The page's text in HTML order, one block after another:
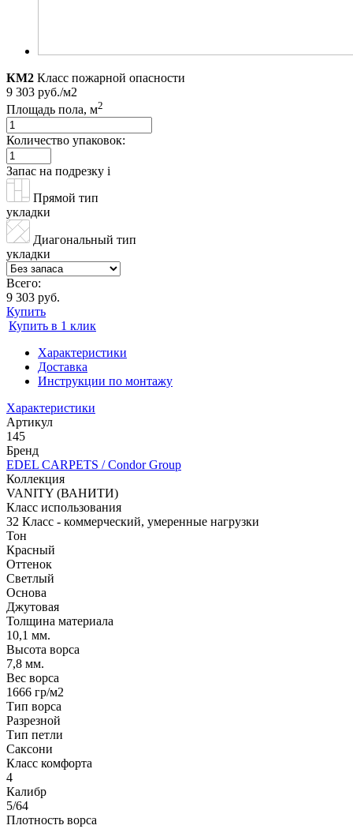
КМ2 Класс пожарной опасности
9 303 руб./м2
Площадь пола, м2
Количество упаковок:
Запас на подрезку i
Прямой тип
укладки
Диагональный тип
укладки
Всего:
9 303 руб.
Купить
Купить в 1 клик
Характеристики
Доставка
Инструкции по монтажу
Характеристики
Артикул
145
Бренд
EDEL CARPETS / Condor Group
Коллекция
VANITY (ВАНИТИ)
Класс использования
32 Класс - коммерческий, умеренные нагрузки
Тон
Красный
Оттенок
Светлый
Основа
Джутовая
Толщина материала
10,1 мм.
Высота ворса
7,8 мм.
Вес ворса
1666 гр/м2
Тип ворса
Разрезной
Тип петли
Саксони
Класс комфорта
4
Калибр
5/64
Плотность ворса